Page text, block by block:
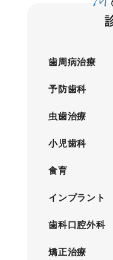
歯周病治療
予防歯科
虫歯治療
小児歯科
食育
インプラント
歯科口腔外科
矯正治療